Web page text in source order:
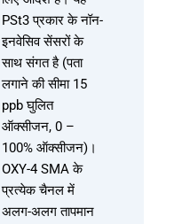
PSt3 प्रकार के नॉन-
इनवेसिव सेंसरों के
साथ संगत है (पता
लगाने की सीमा 15
ppb घुलित
ऑक्सीजन, 0 –
100% ऑक्सीजन)।
OXY-4 SMA के
प्रत्येक चैनल में
अलग-अलग तापमान